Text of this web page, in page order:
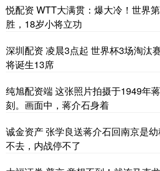
悦配资 WTT大满贯：爆大冷！世界
胜，18岁小将立功
深圳配资 凌晨3点起 世界杯3场淘汰
将诞生13席
纯旭配资端 这张照片拍摄于1949年
刻。画面中，蒋介石身着
诚金资产 张学良送蒋介石回南京是
不去，内战停不了